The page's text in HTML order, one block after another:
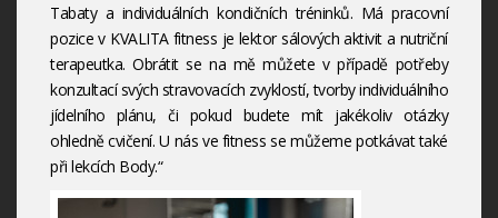
Tabaty a individuálních kondičních tréninků. Má pracovní
pozice v KVALITA fitness je lektor sálových aktivit a nutriční
terapeutka. Obrátit se na mě můžete v případě potřeby
konzultací svých stravovacích zvyklostí, tvorby individuálního
jídelního plánu, či pokud budete mít jakékoliv otázky
ohledně cvičení. U nás ve fitness se můžeme potkávat také
při lekcích Body.“